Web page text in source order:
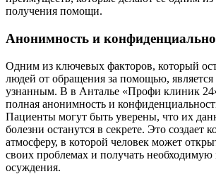
получения помощи.
Анонимность и
Одним из ключевых факторов, который
людей от обращения за помощью, является
узнанным. В в Анталье «Профи клиник
полная анонимность и
Пациенты могут быть уверены, что их
болезни останутся в секрете. Это создает
атмосферу, в которой человек может
своих проблемах и получать необходимую
осуждения.